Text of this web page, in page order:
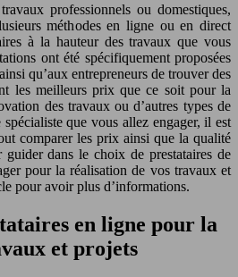
professionnels ou domestiques,
méthodes en ligne ou en direct
à la hauteur des travaux que vous
ont été spécifiquement proposées
qu’aux entrepreneurs de trouver des
les meilleurs prix que ce soit pour la
des travaux ou d’autres types de
que vous allez engager, il est
comparer les prix ainsi que la qualité
guider dans le choix de prestataires de
pour la réalisation de vos travaux et
pour avoir plus d’informations.
en ligne pour la
et projets